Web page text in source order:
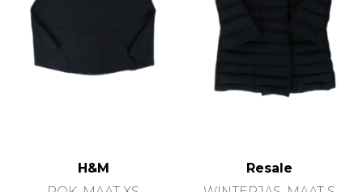
H&M
Resale